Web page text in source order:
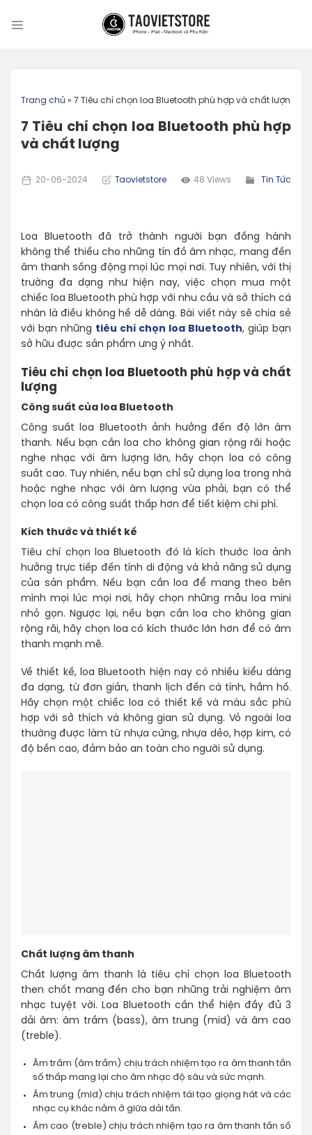
Trang chủ » 7 Tiêu chí chọn loa Bluetooth phù hợp và chất lượng
7 Tiêu chí chọn loa Bluetooth phù hợp
và chất lượng
20-06-2024 Taovietstore 48 Views Tin Tức
Loa Bluetooth đã trở thành người bạn đồng hành
không thể thiếu cho những tín đồ âm nhạc, mang đến
âm thanh sống động mọi lúc mọi nơi. Tuy nhiên, với thị
trường đa dạng như hiện nay, việc chọn mua một
chiếc loa Bluetooth phù hợp với nhu cầu và sở thích cá
nhân là điều không hề dễ dàng.Bài viết này sẽ chia sẻ
với bạn những tiêu chí chọn loa Bluetooth, giúp bạn
sở hữu được sản phẩm ưng ý nhất.
Tiêu chí chọn loa Bluetooth phù hợp và chất
lượng
Công suất của loa Bluetooth
Công suất loa Bluetooth ảnh hưởng đến độ lớn âm
thanh. Nếu bạn cần loa cho không gian rộng rãi hoặc
nghe nhạc với âm lượng lớn, hãy chọn loa có công
suất cao. Tuy nhiên, nếu bạn chỉ sử dụng loa trong nhà
hoặc nghe nhạc với âm lượng vừa phải, bạn có thể
chọn loa có công suất thấp hơn để tiết kiệm chi phí.
Kích thước và thiết kế
Tiêu chí chọn loa Bluetooth đó là kích thước loa ảnh
hưởng trực tiếp đến tính di động và khả năng sử dụng
của sản phẩm. Nếu bạn cần loa để mang theo bên
mình mọi lúc mọi nơi, hãy chọn những mẫu loa mini
nhỏ gọn. Ngược lại, nếu bạn cần loa cho không gian
rộng rãi, hãy chọn loa có kích thước lớn hơn để có âm
thanh mạnh mẽ.
Về thiết kế, loa Bluetooth hiện nay có nhiều kiểu dáng
đa dạng, từ đơn giản, thanh lịch đến cá tính, hầm hố.
Hãy chọn một chiếc loa có thiết kế và màu sắc phù
hợp với sở thích và không gian sử dụng. Vỏ ngoài loa
thường được làm từ nhựa cứng, nhựa dẻo, hợp kim, có
độ bền cao, đảm bảo an toàn cho người sử dụng.
Chất lượng âm thanh
Chất lượng âm thanh là tiêu chí chọn loa Bluetooth
then chốt mang đến cho bạn những trải nghiệm âm
nhạc tuyệt vời. Loa Bluetooth cần thể hiện đầy đủ 3
dải âm: âm trầm (bass), âm trung (mid) và âm cao
(treble).
Âm trầm (âm trầm) chịu trách nhiệm tạo ra âm thanh tần
số thấp mang lại cho âm nhạc độ sâu và sức mạnh.
Âm trung (mid) chịu trách nhiệm tái tạo giọng hát và các
nhạc cụ khác nằm ở giữa dải tần.
Âm cao (treble) chịu trách nhiệm tạo ra âm thanh tần số